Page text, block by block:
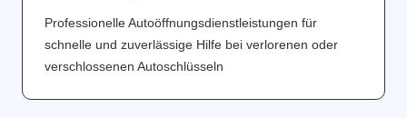
Professionelle Autoöffnungsdienstleistungen für
schnelle und zuverlässige Hilfe bei verlorenen oder
verschlossenen Autoschlüsseln